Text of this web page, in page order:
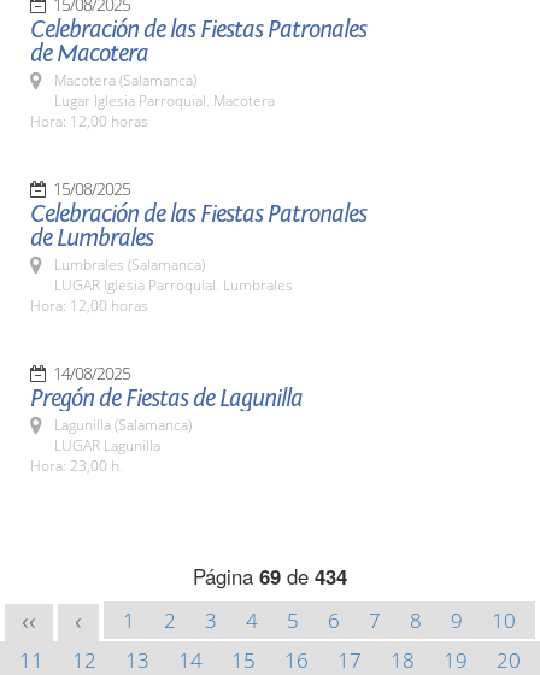
Celebración de las Fiestas Patronales
de Macotera
Macotera (Salamanca)
Lugar Iglesia Parroquial. Macotera
Hora: 12,00 horas
15/08/2025
Celebración de las Fiestas Patronales
de Lumbrales
Lumbrales (Salamanca)
LUGAR Iglesia Parroquial. Lumbrales
Hora: 12,00 horas
14/08/2025
Pregón de Fiestas de Lagunilla
Lagunilla (Salamanca)
LUGAR Lagunilla
Hora: 23,00 h.
Página 69 de 434
<< < 1 2 3 4 5 6 7 8 9
10
11
12 13 14 15 16 17 18 19
20